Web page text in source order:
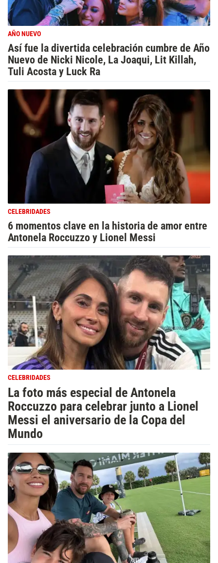
AÑO NUEVO
Así fue la divertida celebración cumbre de Año
Nuevo de Nicki Nicole, La Joaqui, Lit Killah,
Tuli Acosta y Luck Ra
CELEBRIDADES
6 momentos clave en la historia de amor entre
Antonela Roccuzzo y Lionel Messi
CELEBRIDADES
La foto más especial de Antonela
Roccuzzo para celebrar junto a Lionel
Messi el aniversario de la Copa del
Mundo